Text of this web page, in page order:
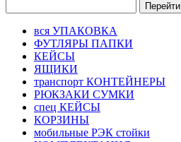
Перейти
вся УПАКОВКА
ФУТЛЯРЫ ПАПКИ
КЕЙСЫ
ЯЩИКИ
транспорт КОНТЕЙНЕРЫ
РЮКЗАКИ СУМКИ
спец КЕЙСЫ
КОРЗИНЫ
мобильные РЭК стойки